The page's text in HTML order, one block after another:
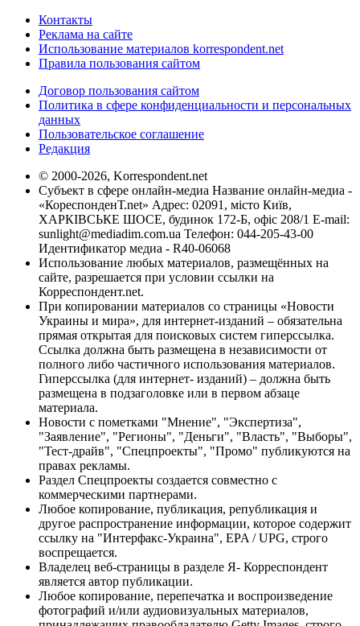
Контакты
Реклама на сайте
Использование материалов korrespondent.net
Правила пользования сайтом
Договор пользования сайтом
Политика в сфере конфиденциальности и персональных
данных
Пользовательское соглашение
Редакция
© 2000-2026, Korrespondent.net
Субъект в сфере онлайн-медиа Название онлайн-медиа -
«КореспонденТ.net» Адрес: 02091, місто Київ,
ХАРКІВСЬКЕ ШОСЕ, будинок 172-Б, офіс 208/1 E-mail:
sunlight@mediadim.com.ua Телефон: 044-205-43-00
Идентификатор медиа - R40-06068
Использование любых материалов, размещённых на
сайте, разрешается при условии ссылки на
Корреспондент.net.
При копировании материалов со страницы «Новости
Украины и мира», для интернет-изданий – обязательна
прямая открытая для поисковых систем гиперссылка.
Ссылка должна быть размещена в независимости от
полного либо частичного использования материалов.
Гиперссылка (для интернет- изданий) – должна быть
размещена в подзаголовке или в первом абзаце
материала.
Новости с пометками "Мнение", "Экспертиза",
"Заявление", "Регионы", "Деньги", "Власть", "Выборы",
"Тест-драйв", "Спецпроекты", "Промо" публикуются на
правах рекламы.
Раздел Спецпроекты создается совместно с
коммерческими партнерами.
Любое копирование, публикация, републикация и
другое распространение информации, которое содержит
ссылку на "Интерфакс-Украина", EPA / UPG, строго
воспрещается.
Владелец веб-страницы в разделе Я- Корреспондент
является автор публикации.
Любое копирование, перепечатка и воспроизведение
фотографий и/или аудиовизуальных материалов,